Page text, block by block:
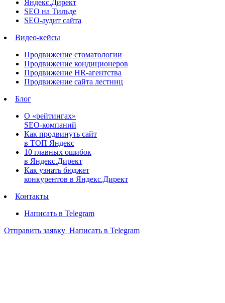
Яндекс.Директ
SEO на Тильде
SEO-аудит сайта
Видео-кейсы
Продвижение стоматологии
Продвижение кондиционеров
Продвижение HR-агентства
Продвижение сайта лестниц
Блог
О «рейтингах»
SEO-компаний
Как продвинуть сайт
в ТОП Яндекс
10 главных ошибок
в Яндекс.Директ
Как узнать бюджет
конкурентов в Яндекс.Директ
Контакты
Написать в Telegram
Отправить заявку Написать в Telegram